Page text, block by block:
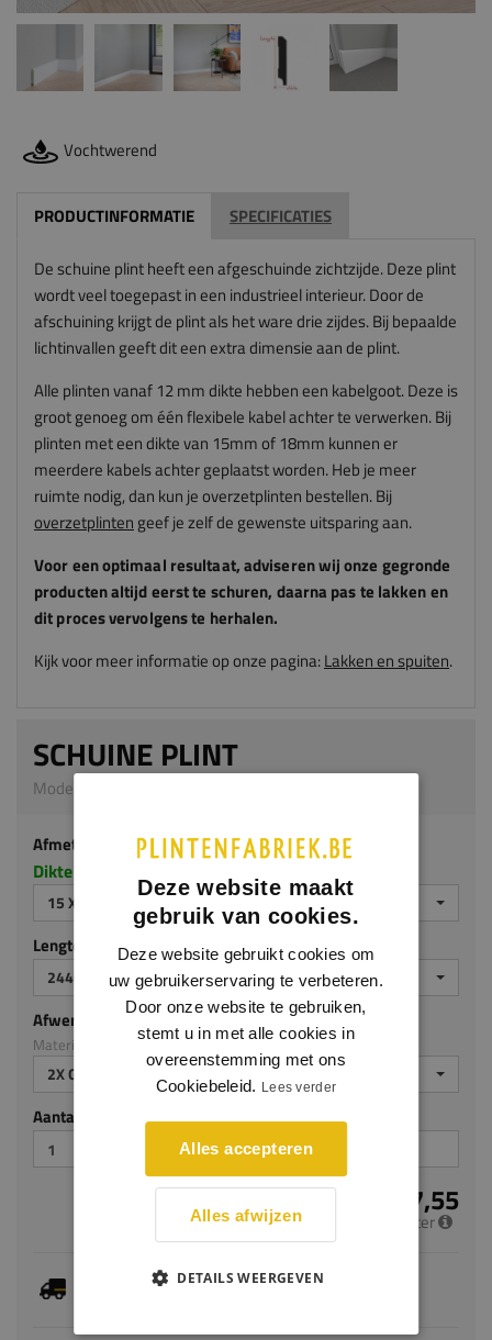
Vochtwerend
PRODUCTINFORMATIE SPECIFICATIES
De schuine plint heeft een afgeschuinde zichtzijde. Deze plint
wordt veel toegepast in een industrieel interieur. Door de
afschuining krijgt de plint als het ware drie zijdes. Bij bepaalde
lichtinvallen geeft dit een extra dimensie aan de plint.
Alle plinten vanaf 12 mm dikte hebben een kabelgoot. Deze is
groot genoeg om één flexibele kabel achter te verwerken. Bij
plinten met een dikte van 15mm of 18mm kunnen er
meerdere kabels achter geplaatst worden.Heb je meer
ruimte nodig, dan kun je overzetplinten bestellen. Bij
overzetplinten geef je zelf de gewenste uitsparing aan.
Voor een optimaal resultaat, adviserenwijonze gegronde
producten altijd eerst te schuren, daarna pas te lakken en
dit proces vervolgens te herhalen.
Kijk voor meer informatie op onze pagina:Lakken en spuiten.
SCHUINE PLINT
Model 0102 | 15 x 140 mm | MDF v313
Afmeting
Dikte x hoogte in millimeters
15 X 140 MM
Lengte (mm)
2440 MM
Afwerking
Materiaal: MDF v313
2X GEGROND
Aantal stuks
€ 7,55
per meter
Dit artikel is voorradig, de verwachte levertijd
Deze website maakt
gebruik van cookies.
Deze website gebruikt cookies om
uw gebruikerservaring te verbeteren.
Door onze website te gebruiken,
stemt u in met alle cookies in
overeenstemming met ons
Cookiebeleid. Lees verder
Alles accepteren
Alles afwijzen
DETAILS WEERGEVEN